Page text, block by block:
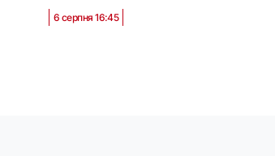
6 серпня 16:45